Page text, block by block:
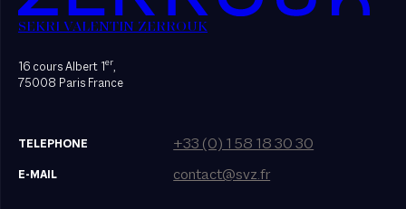
SEKRI VALENTIN ZERROUK
16 cours Albert 1er,
75008 Paris France
TELEPHONE +33 (0) 1 58 18 30 30
E-MAIL contact@svz.fr